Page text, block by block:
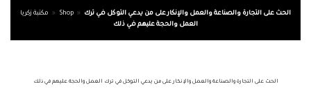
مكتبة زكريا » Shop »
الحث على التجارة والصناعة والعمل والإنكار على من يدعي التوكل في ترك
العمل والحجة عليهم في ذلك
الحث على التجارة والصناعة والعمل والإنكار على من يدعي التوكل في ترك العمل والحجة عليهم في ذلك